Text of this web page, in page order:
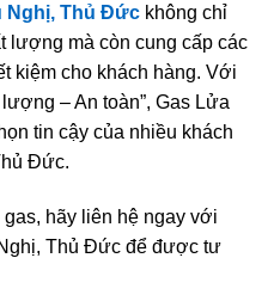
Nghị, Thủ Đức không chỉ
lượng mà còn cung cấp các
kiệm cho khách hàng. Với
– An toàn”, Gas Lửa
tin cậy của nhiều khách
Đức.
hãy liên hệ ngay với
Thủ Đức để được tư